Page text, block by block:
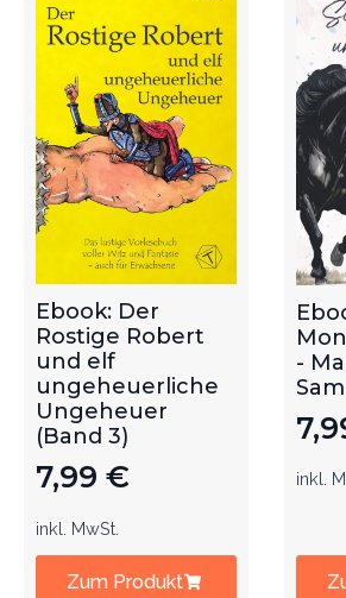
Ebook: Der
Rostige Robert
und elf
ungeheuerliche
Ungeheuer
(Band 3)
7,99 €
inkl. MwSt.
Zum Produkt
-
inkl.